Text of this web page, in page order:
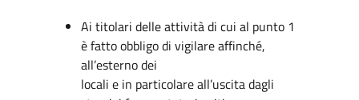
Ai titolari delle attività di cui al punto 1
è fatto obbligo di vigilare affinché,
all’esterno dei
locali e in particolare all’uscita dagli